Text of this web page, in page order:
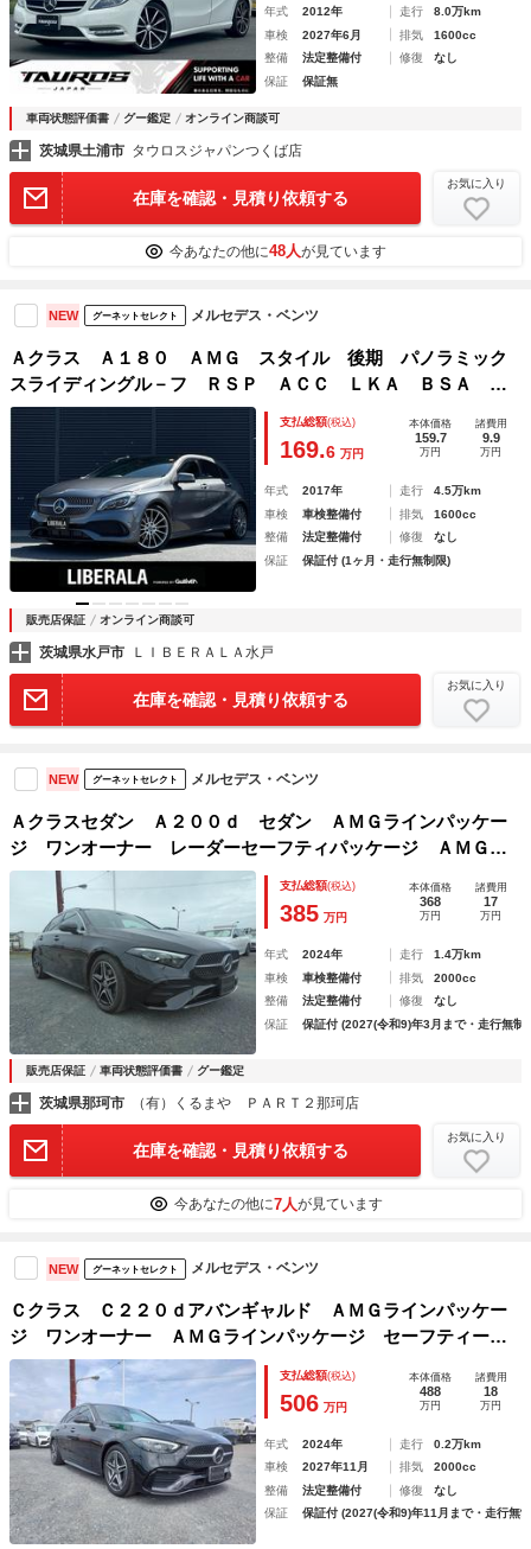
年式 2012年 走行
8.0万km
車検
2027年6月 排気
1600cc
整備
法定整備付 修復
なし
保証
保証無
車両状態評価書 グー鑑定 オンライン商談可
茨城県土浦市 タウロスジャパンつくば店
在庫を確認・見積り依頼する
お気に入り
今あなたの他に48人が見ています
NEW グーネットセレクト メルセデス・ベンツ
Ａクラス Ａ１８０ ＡＭＧ スタイル 後期 パノラミック
スライディングル－フ ＲＳＰ ＡＣＣ ＬＫＡ ＢＳＡ Ｐ
ＲＥ－ＳＡＦＥ 半革 Ｓヒ－タ－ Ｍ付ＰＷシ－ト ナビ
ＴＶ ＢＴ ＣａｒＰｌａｙ ＵＳＢ ＤＶＤ ＬＥＤ ＥＴ
Ｃ 禁煙車
支払総額(税込)
169.6 万円
本体価格
159.7
万円
諸費用
9.9
万円
年式 2017年 走行
4.5万km
車検
車検整備付 排気
1600cc
整備
法定整備付 修復
なし
保証
保証付 (1ヶ月・走行無制限)
販売店保証 オンライン商談可
茨城県水戸市 ＬＩＢＥＲＡＬＡ水戸
在庫を確認・見積り依頼する
お気に入り
NEW グーネットセレクト メルセデス・ベンツ
Ａクラスセダン Ａ２００ｄ セダン ＡＭＧラインパッケー
ジ ワンオーナー レーダーセーフティパッケージ ＡＭＧラ
インパッケージ ハーフレザーシート シートヒーター アン
ビエンテライト 純正ドライブレコーダー前後 ２．０ＥＴ
Ｃ 地デジ
支払総額(税込)
385 万円
本体価格
368
万円
諸費用
17
万円
年式 2024年 走行
1.4万km
車検
車検整備付 排気
2000cc
整備
法定整備付 修復
なし
保証
保証付 (2027(令和9)年3月まで・走行無制
販売店保証 車両状態評価書 グー鑑定
茨城県那珂市 （有）くるまや ＰＡＲＴ２那珂店
在庫を確認・見積り依頼する
お気に入り
今あなたの他に7人が見ています
NEW グーネットセレクト メルセデス・ベンツ
Ｃクラス Ｃ２２０ｄアバンギャルド ＡＭＧラインパッケー
ジ ワンオーナー ＡＭＧラインパッケージ セーフティービ
ジョンＰＫ ＡＭＧスタイリングＰＫ パノラミックルーフ
ハーフレザーシート シートヒーター ヘッドアップディスプ
レイ オートトランク ３６０°カメラ
支払総額(税込)
506 万円
本体価格
488
万円
諸費用
18
万円
年式 2024年 走行
0.2万km
車検
2027年11月 排気
2000cc
整備
法定整備付 修復
なし
保証
保証付 (2027(令和9)年11月まで・走行無